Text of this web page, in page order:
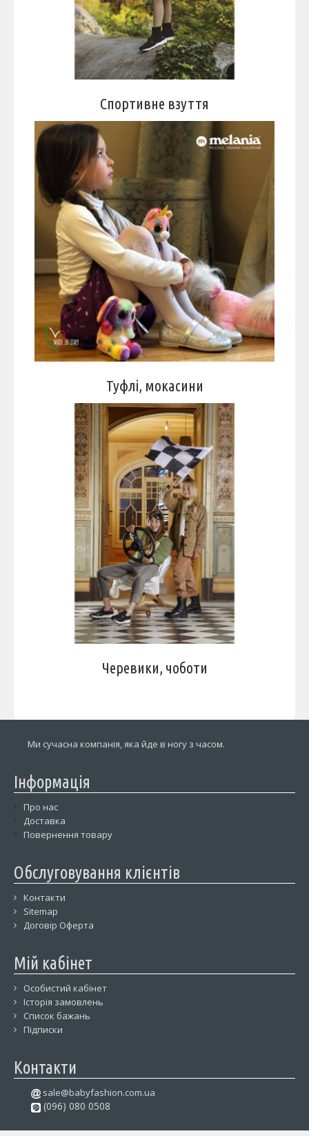
Спортивне взуття
Туфлі, мокасини
Черевики, чоботи
Ми сучасна компанія, яка йде в ногу з часом.
Інформація
Про нас
Доставка
Повернення товару
Обслуговування клієнтів
Контакти
Sitemap
Договір Оферта
Мій кабінет
Особистий кабінет
Історія замовлень
Список бажань
Підписки
Контакти
sale@babyfashion.com.ua
(096) 080 0508